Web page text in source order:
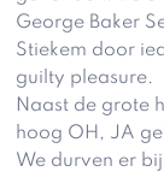
George Baker
Stiekem door
guilty pleasure.
Naast de grote
hoog OH, JA
We durven er